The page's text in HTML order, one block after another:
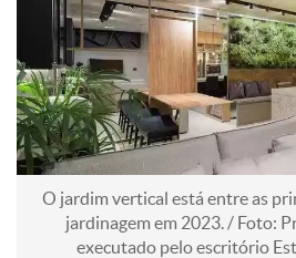
O jardim vertical está entre as
jardinagem em 2023. / Foto:
executado pelo escritório